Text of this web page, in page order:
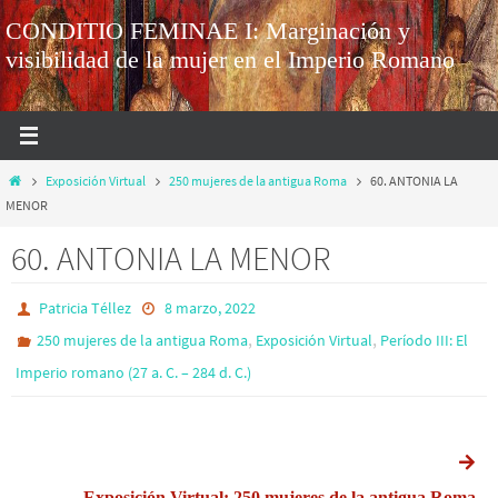
CONDITIO FEMINAE I: Marginación y
visibilidad de la mujer en el Imperio Romano
Exposición Virtual 250 mujeres de la antigua Roma
60. ANTONIA LA
MENOR
60. ANTONIA LA MENOR
Patricia Téllez
8 marzo, 2022
250 mujeres de la antigua Roma, Exposición Virtual, Período III: El
Imperio romano (27 a. C. – 284 d. C.)